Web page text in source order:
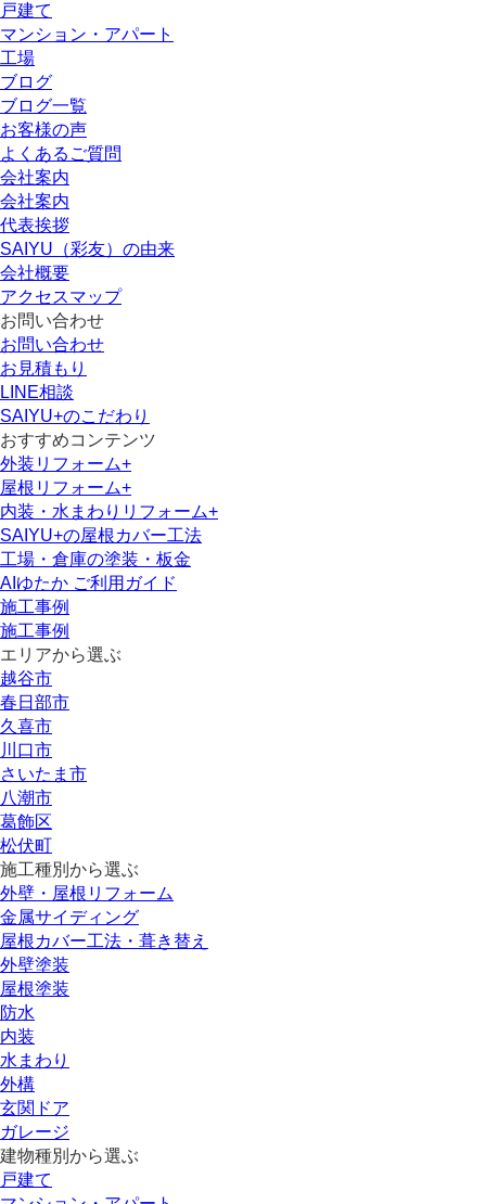
戸建て
マンション・アパート
工場
ブログ
ブログ一覧
お客様の声
よくあるご質問
会社案内
会社案内
代表挨拶
SAIYU（彩友）の由来
会社概要
アクセスマップ
お問い合わせ
お問い合わせ
お見積もり
LINE相談
SAIYU+のこだわり
おすすめコンテンツ
外装リフォーム+
屋根リフォーム+
内装・水まわりリフォーム+
SAIYU+の屋根カバー工法
工場・倉庫の塗装・板金
AIゆたか ご利用ガイド
施工事例
施工事例
エリアから選ぶ
越谷市
春日部市
久喜市
川口市
さいたま市
八潮市
葛飾区
松伏町
施工種別から選ぶ
外壁・屋根リフォーム
金属サイディング
屋根カバー工法・葺き替え
外壁塗装
屋根塗装
防水
内装
水まわり
外構
玄関ドア
ガレージ
建物種別から選ぶ
戸建て